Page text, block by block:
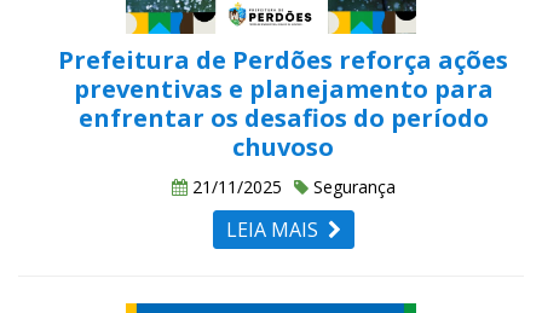
Prefeitura de Perdões reforça ações
preventivas e planejamento para
enfrentar os desafios do período
chuvoso
21/11/2025 Segurança
LEIA MAIS